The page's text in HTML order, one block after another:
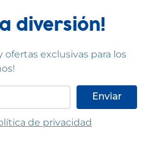
diversión!
ofertas exclusivas para los
Enviar
de privacidad